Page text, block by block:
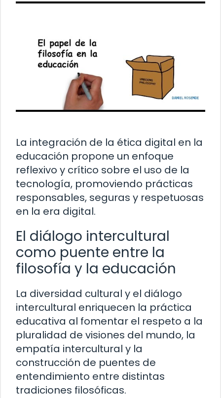
La integración de la ética digital en la
educación propone un enfoque
reflexivo y crítico sobre el uso de la
tecnología, promoviendo prácticas
responsables, seguras y respetuosas
en la era digital.
El diálogo intercultural
como puente entre la
filosofía y la educación
La diversidad cultural y el diálogo
intercultural enriquecen la práctica
educativa al fomentar el respeto a la
pluralidad de visiones del mundo, la
empatía intercultural y la
construcción de puentes de
entendimiento entre distintas
tradiciones filosóficas.